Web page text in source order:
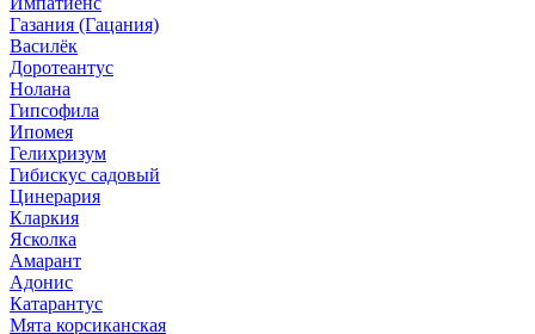
Газания (Гацания)
Василёк
Доротеантус
Нолана
Гипсофила
Ипомея
Гелихризум
Гибискус садовый
Цинерария
Кларкия
Ясколка
Амарант
Адонис
Катарантус
Мята корсиканская